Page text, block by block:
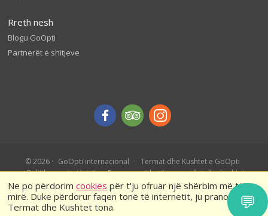
Ne po përdorimcookies për t'ju ofruar një shërbim më të
mirë. Duke përdorur faqen tonë të internetit, ju pranoni
Termat dhe Kushtet tona.
Rreth nesh
Blogu GoOpti
Partnerët e shitjeve
© 2026 GoOpti internacional
Termat dhe Kushtet e GoOpti
Politika e privatësisë
Rezervo më herët – rregullat dhe kushtet
💬